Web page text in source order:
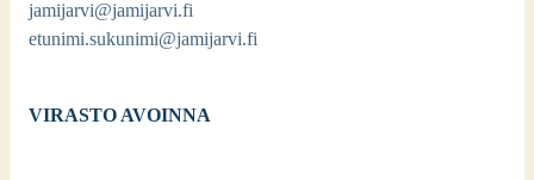
jamijarvi@jamijarvi.fi
etunimi.sukunimi@jamijarvi.fi
VIRASTO AVOINNA